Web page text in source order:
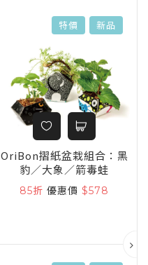
特價 新品
OriBon摺紙盆栽組合：黑
豹／大象／箭毒蛙
85折優惠價$578